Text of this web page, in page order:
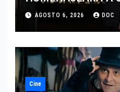
MARCANDO EL
DEL DRAMATISMO
AGOSTO 6, 2026 DOC
Cine